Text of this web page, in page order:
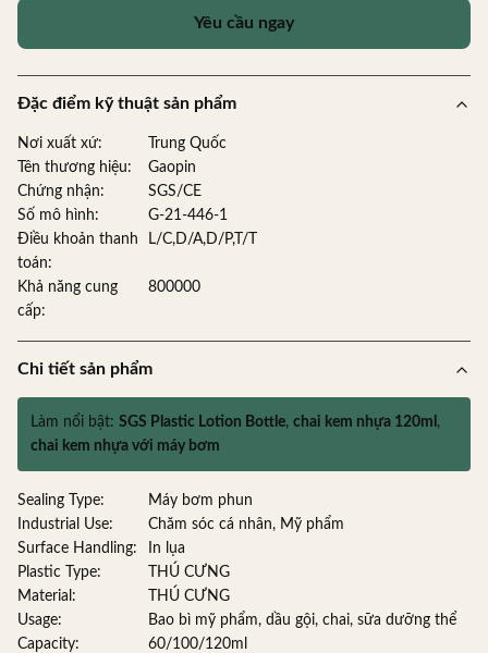
Yêu cầu ngay
Đặc điểm kỹ thuật sản phẩm
Nơi xuất xứ:
Trung Quốc
Tên thương hiệu:
Gaopin
Chứng nhận:
SGS/CE
Số mô hình:
G-21-446-1
Điều khoản thanh
toán:
L/C,D/A,D/P,T/T
Khả năng cung
cấp:
800000
Chi tiết sản phẩm
Làm nổi bật: SGS Plastic Lotion Bottle, chai kem nhựa 120ml ,
chai kem nhựa với máy bơm
Sealing Type:
Máy bơm phun
Industrial Use:
Chăm sóc cá nhân, Mỹ phẩm
Surface Handling:
In lụa
Plastic Type:
THÚ CƯNG
Material:
THÚ CƯNG
Usage:
Bao bì mỹ phẩm, dầu gội, chai, sữa dưỡng thể
Capacity:
60/100/120ml